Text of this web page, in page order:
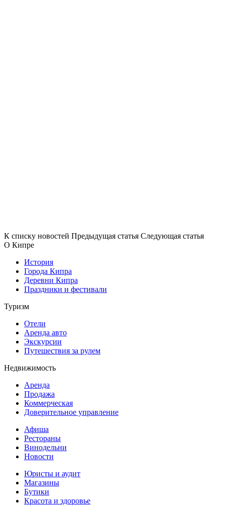
К списку новостей Предыдущая статья Следующая статья
О Кипре
История
Города Кипра
Деревни Кипра
Праздники и фестивали
Туризм
Отели
Аренда авто
Экскурсии
Путешествия за рулем
Недвижимость
Аренда
Продажа
Коммерческая
Доверительное управление
Афиша
Рестораны
Винодельни
Новости
Юристы и аудит
Магазины
Бутики
Красота и здоровье